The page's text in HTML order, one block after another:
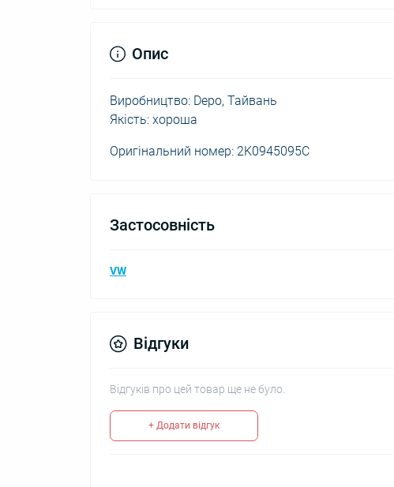
Опис
Виробництво: Depo, Тайвань
Якість: хороша
Оригінальний номер: 2K0945095C
Застосовність
VW
Відгуки
Відгуків про цей товар ще не було.
+ Додати відгук